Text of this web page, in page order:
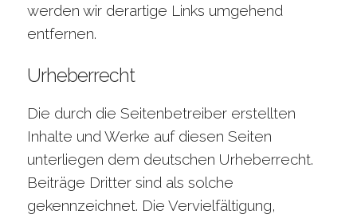
werden wir derartige Links umgehend
entfernen.
Urheberrecht
Die durch die Seitenbetreiber erstellten
Inhalte und Werke auf diesen Seiten
unterliegen dem deutschen Urheberrecht.
Beiträge Dritter sind als solche
gekennzeichnet. Die Vervielfältigung,